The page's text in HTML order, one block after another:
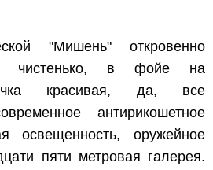
"Мишень" откровенно
чистенько, в фойе на
красивая, да, все
антирикошетное
освещенность, оружейное
пяти метровая галерея.